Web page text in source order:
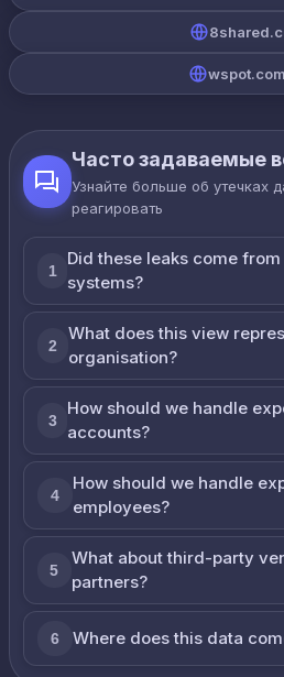
Часто задаваемые
Узнайте больше об утечках
реагировать
1
Did these leaks come
systems?
2
What does this view
organisation?
3
How should we handle
accounts?
4
How should we handle
employees?
5
What about third-party
partners?
6 Where does this data